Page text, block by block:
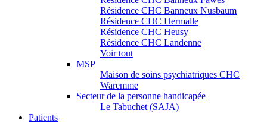
Résidence CHC Banneux Nusbaum
Résidence CHC Hermalle
Résidence CHC Heusy
Résidence CHC Landenne
Voir tout
MSP
Maison de soins psychiatriques CHC
Waremme
Secteur de la personne handicapée
Le Tabuchet (SAJA)
Patients